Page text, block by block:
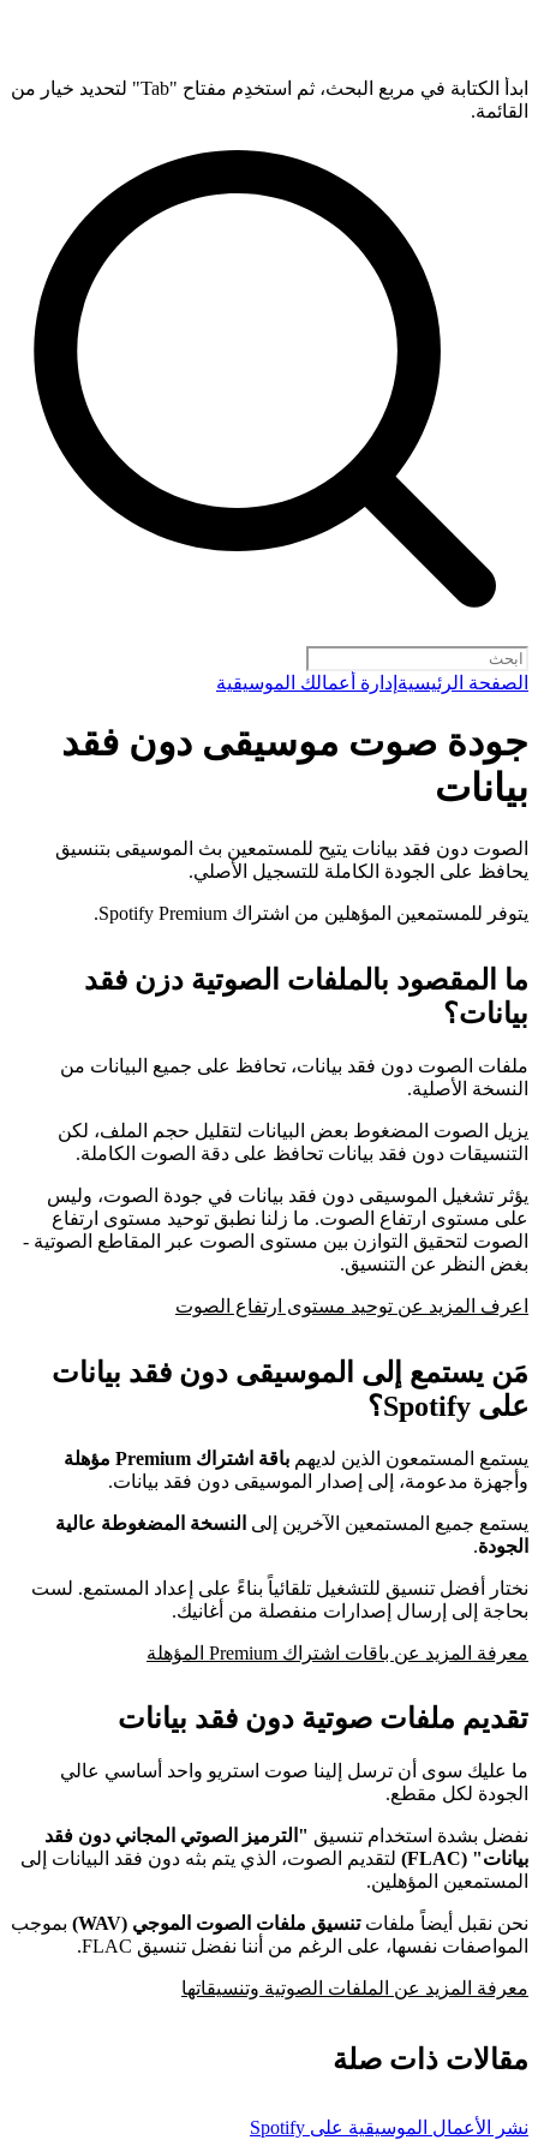
ابدأ الكتابة في مربع البحث، ثم استخدِم مفتاح "Tab" لتحديد خيار من
القائمة.
الصفحة الرئيسية إدارة أعمالك الموسيقية
جودة صوت موسيقى دون فقد
بيانات
الصوت دون فقد بيانات يتيح للمستمعين بث الموسيقى بتنسيق
يحافظ على الجودة الكاملة للتسجيل الأصلي.
يتوفر للمستمعين المؤهلين من اشتراك Spotify Premium.
ما المقصود بالملفات الصوتية دزن فقد
بيانات؟
ملفات الصوت دون فقد بيانات، تحافظ على جميع البيانات من
النسخة الأصلية.
يزيل الصوت المضغوط بعض البيانات لتقليل حجم الملف، لكن
التنسيقات دون فقد بيانات تحافظ على دقة الصوت الكاملة.
يؤثر تشغيل الموسيقى دون فقد بيانات في جودة الصوت، وليس
على مستوى ارتفاع الصوت. ما زلنا نطبق توحيد مستوى ارتفاع
الصوت لتحقيق التوازن بين مستوى الصوت عبر المقاطع الصوتية -
بغض النظر عن التنسيق.
اعرف المزيد عن توحيد مستوى ارتفاع الصوت
مَن يستمع إلى الموسيقى دون فقد بيانات
على Spotify؟
يستمع المستمعون الذين لديهم باقة اشتراك Premium مؤهلة
وأجهزة مدعومة، إلى إصدار الموسيقى دون فقد بيانات.
يستمع جميع المستمعين الآخرين إلى النسخة المضغوطة عالية
الجودة.
نختار أفضل تنسيق للتشغيل تلقائياً بناءً على إعداد المستمع. لست
بحاجة إلى إرسال إصدارات منفصلة من أغانيك.
معرفة المزيد عن باقات اشتراك Premium المؤهلة
تقديم ملفات صوتية دون فقد بيانات
ما عليك سوى أن ترسل إلينا صوت استريو واحد أساسي عالي
الجودة لكل مقطع.
نفضل بشدة استخدام تنسيق "الترميز الصوتي المجاني دون فقد
بيانات" (FLAC)
لتقديم الصوت، الذي يتم بثه دون فقد البيانات إلى
المستمعين المؤهلين.
نحن نقبل أيضاً ملفاتتنسيق ملفات الصوت الموجي (WAV)
بموجب
المواصفات نفسها، على الرغم من أننا نفضل تنسيق FLAC.
معرفة المزيد عن الملفات الصوتية وتنسيقاتها
مقالات ذات صلة
نشر الأعمال الموسيقية على Spotify